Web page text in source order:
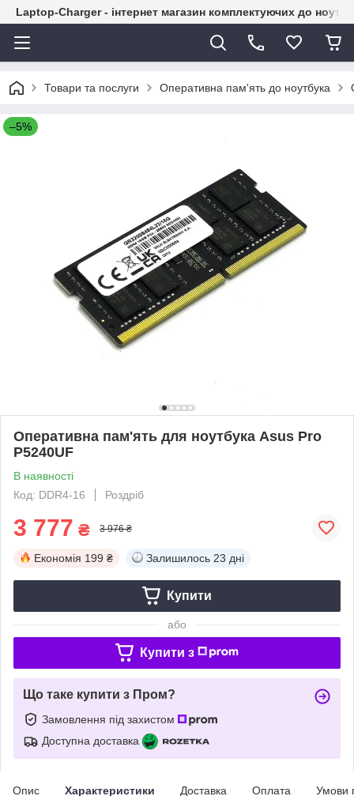
Laptop-Charger - інтернет магазин комплектуючих до
Товари та послуги Оперативна пам'ять до ноутбука
–5%
Оперативна пам'ять для ноутбука Asus Pro
P5240UF
В наявності
Код: DDR4-16
Роздріб
3 777 ₴ 3 976 ₴
Економія 199 ₴ Залишилось 23 дні
Купити
або
Купити з
Що таке купити з Пром?
Замовлення під захистом
Доступна доставка
Опис Характеристики Доставка Оплата Умови